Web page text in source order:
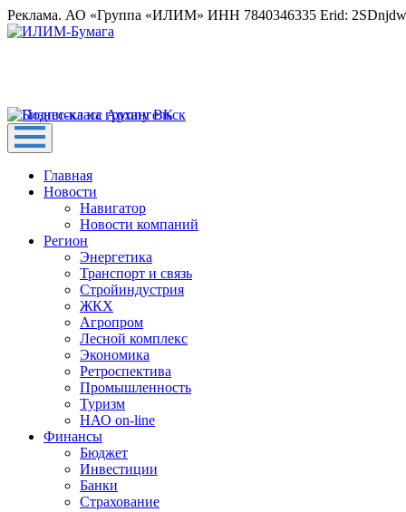
Реклама. АО «Группа «ИЛИМ» ИНН 7840346335 Erid:
Главная
Новости
Навигатор
Новости компаний
Регион
Энергетика
Транспорт и связь
Стройиндустрия
ЖКХ
Агропром
Лесной комплекс
Экономика
Ретроспектива
Промышленность
Туризм
НАО on-line
Финансы
Бюджет
Инвестиции
Банки
Страхование